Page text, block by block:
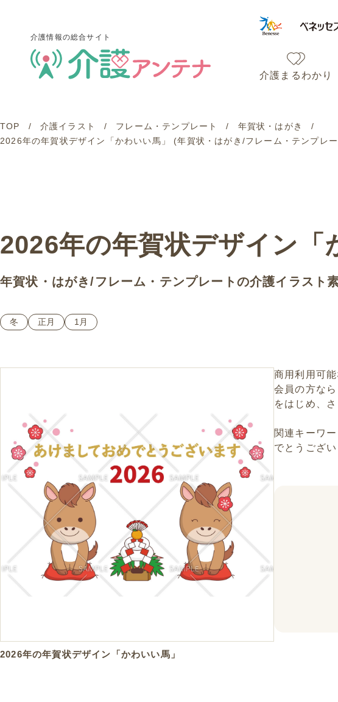
介護情報の総合サイト
介護まるわかり
介護情報の総合サイト
TOP 介護イラスト フレーム・テンプレート
年賀状・はがき
2026年の年賀状デザイン「かわいい馬」 (年賀状・はがき/フレーム・テンプレ
2026年の年賀状デザイン「
年賀状・はがき/フレーム・テンプレート の介護イラスト
冬 正月 1月
2026年の年賀状デザイン「かわいい馬」
商用利用可
会員の方な
をはじめ、
関連キーワ
でとうござ